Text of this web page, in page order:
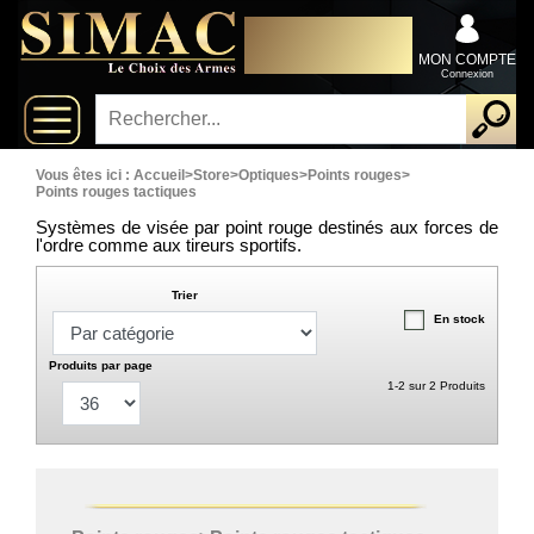
Arrivages
Nouveautés
Promotions
Packs
ventes
Fusils-
chasse
Grande
‣
xFermer
MON COMPTE
Connexion
Vous êtes ici : Accueil >Store>Optiques>Points rouges>
Points rouges tactiques
Systèmes de visée par point rouge destinés aux forces de
l'ordre comme aux tireurs sportifs.
Trier
En stock
Produits par page
1-2 sur 2 Produits